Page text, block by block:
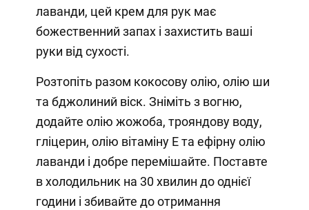
лаванди, цей крем для рук має
божественний запах і захистить ваші
руки від сухості.
Розтопіть разом кокосову олію, олію ши
та бджолиний віск. Зніміть з вогню,
додайте олію жожоба, трояндову воду,
гліцерин, олію вітаміну Е та ефірну олію
лаванди і добре перемішайте. Поставте
в холодильник на 30 хвилин до однієї
години і збивайте до отримання